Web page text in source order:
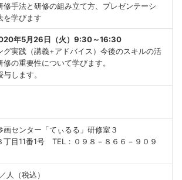
修手法と研修の組み立て方、プレゼンテーシ
を学びます
年5月26日（火）9:30～16:30
グ実践（講義+アドバイス）今後のスキルの活
修の重要性について学びます。
します。
画センター「てぃるる」研修室３
丁目11番1号 TEL：０９８－８６６－９０９
人（税込）